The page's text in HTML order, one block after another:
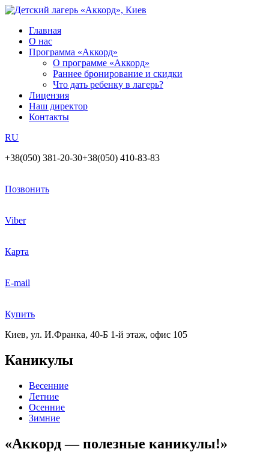
Главная
О нас
Программа «Аккорд»
О программе «Аккорд»
Раннее бронирование и скидки
Что дать ребенку в лагерь?
Лицензия
Наш директор
Контакты
RU
+38(050) 381-20-30+38(050) 410-83-83
Позвонить
Viber
Карта
E-mail
Купить
Киев, ул. И.Франка, 40-Б 1-й этаж, офис 105
Каникулы
Весенние
Летние
Осенние
Зимние
«Аккорд — полезные каникулы!»